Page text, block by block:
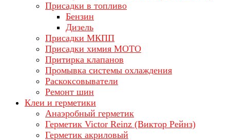
Присадки в топливо
Бензин
Дизель
Присадки МКПП
Присадки химия МОТО
Притирка клапанов
Промывка системы охлаждения
Раскоксовыватели
Ремонт шин
Клеи и герметики
Анаэробный герметик
Герметик Victor Reinz (Виктор Рейнз)
Герметик акриловый